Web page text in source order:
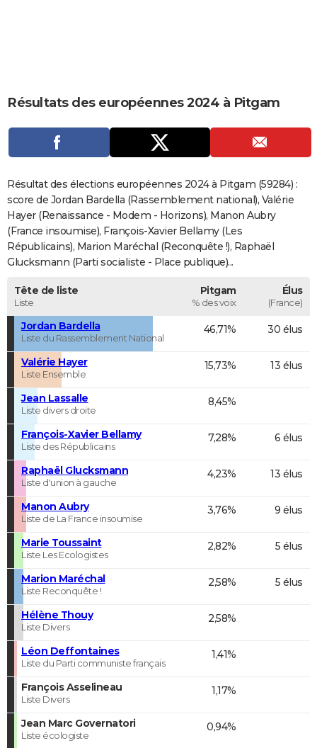
CARTE DE VOEUX
Carte de Noël
Carte Bonne année
Carte Saint-Valentin
Carte Pâques
Carte d'anniversaire
DICTIONNAIRE
Dictionnaire
Biographies
Citations
Expressions
Proverbes
PROGRAMME TV
COPAINS D'AVANT
S'inscrire
Se connecter
Lycées
Collèges
Primaires
Universités
Entreprises
Service militaire
Avis de recherche
AVIS DE DÉCÈS
FORUM
Résultats des européennes 2024 à Pitgam
Résultat des élections européennes 2024 à Pitgam (59284) :
score de Jordan Bardella (Rassemblement national), Valérie
Hayer (Renaissance - Modem - Horizons), Manon Aubry
(France insoumise), François-Xavier Bellamy (Les
Républicains), Marion Maréchal (Reconquête !), Raphaël
Glucksmann (Parti socialiste - Place publique)...
Tête de liste
Liste
Pitgam
% des voix
Élus
(France)
Jordan Bardella
Liste du Rassemblement National
46,71% 30 élus
Valérie Hayer
Liste Ensemble
15,73% 13 élus
Jean Lassalle
Liste divers droite
8,45%
François-Xavier Bellamy
Liste des Républicains
7,28% 6 élus
Raphaël Glucksmann
Liste d'union à gauche
4,23% 13 élus
Manon Aubry
Liste de La France insoumise
3,76% 9 élus
Marie Toussaint
Liste Les Ecologistes
2,82% 5 élus
Marion Maréchal
Liste Reconquête !
2,58% 5 élus
Hélène Thouy
Liste Divers
2,58%
Léon Deffontaines
Liste du Parti communiste français
1,41%
François Asselineau
Liste Divers
1,17%
Jean Marc Governatori
Liste écologiste
0,94%